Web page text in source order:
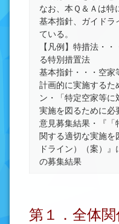
なお、本Ｑ＆Ａは特
基本指針、ガイドラ
ている。
【凡例】特措法・
る特別措置法
基本指針・・・空家
計画的に実施するた
ン・「特定空家等
実施を図るために必
意見募集結果・『「
関する適切な実施を
ドライン）（案）
の募集結果
第１．全体関